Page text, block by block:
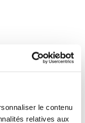
le contenu
relatives aux
ensemble
à Bruxelles